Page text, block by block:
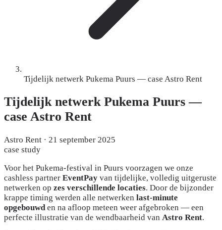
Tijdelijk netwerk Pukema Puurs — case Astro Rent
Tijdelijk netwerk Pukema Puurs —
case Astro Rent
Astro Rent · 21 september 2025
case study
Voor het Pukema-festival in Puurs voorzagen we onze
cashless partner EventPay van tijdelijke, volledig uitgeruste
netwerken op zes verschillende locaties. Door de bijzonder
krappe timing werden alle netwerken last-minute
opgebouwd en na afloop meteen weer afgebroken — een
perfecte illustratie van de wendbaarheid van Astro Rent.